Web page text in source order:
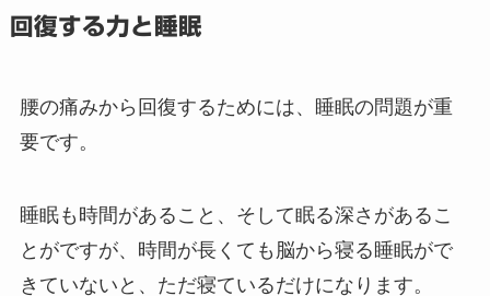
回復する力と睡眠
腰の痛みから回復するためには、睡眠の問題が重
要です。
睡眠も時間があること、そして眠る深さがあるこ
とがですが、時間が長くても脳から寝る睡眠がで
きていないと、ただ寝ているだけになります。